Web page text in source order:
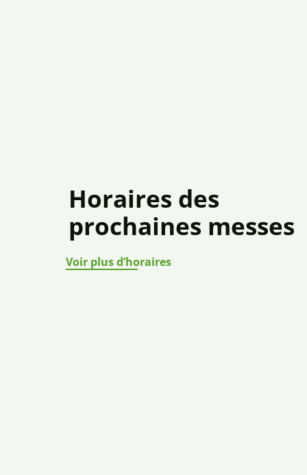
Horaires des
prochaines messes
Voir plus d’horaires